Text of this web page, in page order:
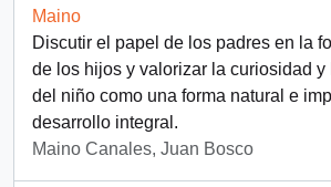
Maino
Discutir el papel de los padres en la
de los hijos y valorizar la curiosidad y
del niño como una forma natural e
desarrollo integral.
Maino Canales, Juan Bosco